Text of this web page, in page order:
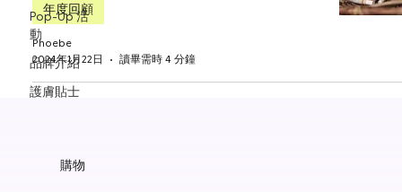
Pop-Up 活
動
品牌介紹
護膚貼士
年度回顧
Phoebe
2024年1月22日
讀畢需時 4 分鐘
購物